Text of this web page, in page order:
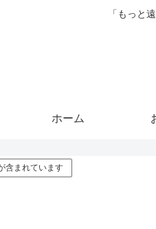
「もっと
ホーム
含まれています